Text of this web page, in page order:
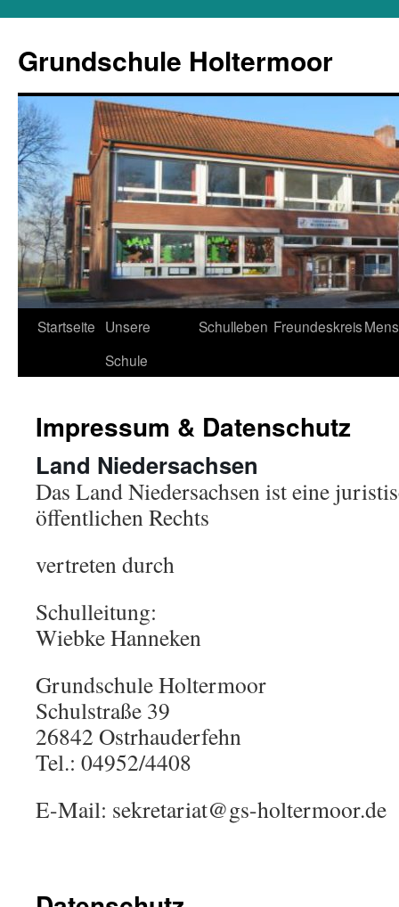
springen
Grundschule Holtermoor
Startseite Unsere
Schule
Schulleben Freundeskreis
Impressum & Datenschutz
Land Niedersachsen
Das Land Niedersachsen ist eine
öffentlichen Rechts
vertreten durch
Schulleitung:
Wiebke Hanneken
Grundschule Holtermoor
Schulstraße 39
26842 Ostrhauderfehn
Tel.: 04952/4408
E-Mail: sekretariat@gs-holtermoor.de